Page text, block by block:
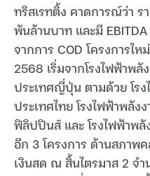
ทริสเรทติ้ง คาดการณ์ว่า ร
พันล้านบาท และมี
จากการ COD โครงการใ
2568 เริ่มจากโรงไฟฟ้าพลั
ประเทศญี่ปุ่น ตามด้วย โรง
ประเทศไทย โรงไฟฟ้าพลัง
ฟิลิปปินส์ และ โรงไฟฟ้าพลั
อีก 3 โครงการ ด้านสภาพ
เงินสด ณ สิ้นไตรมาส 2 จ